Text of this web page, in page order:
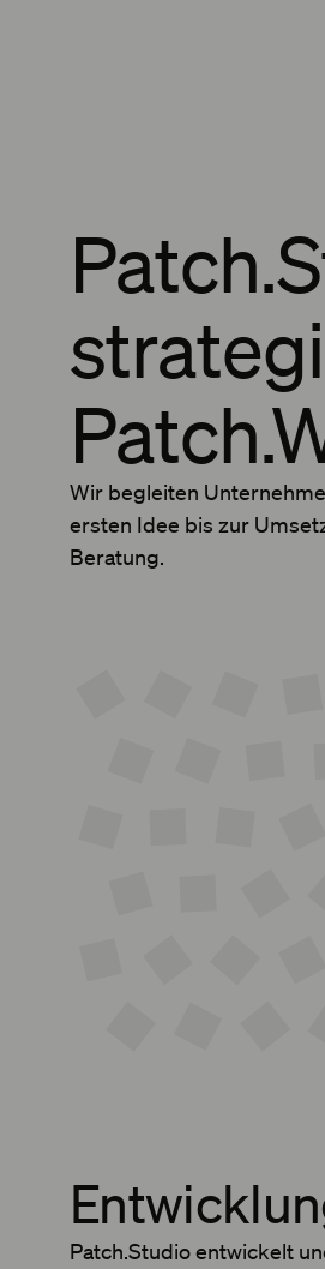
Wir begleiten
ersten Idee bis zur
Beratung.
Patch.Studio entwickelt